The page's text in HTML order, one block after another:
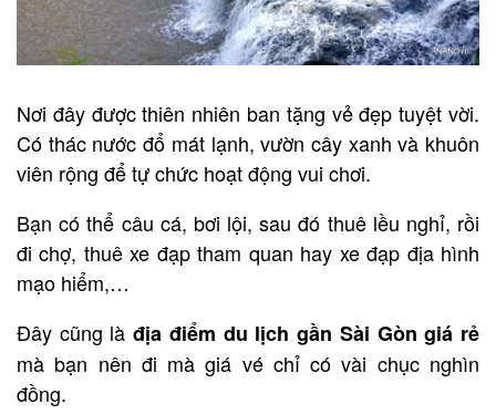
Nơi đây được thiên nhiên ban tặng vẻ đẹp tuyệt vời.
Có thác nước đổ mát lạnh, vườn cây xanh và khuôn
viên rộng để tự chức hoạt động vui chơi.
Bạn có thể câu cá, bơi lội, sau đó thuê lều nghỉ, rồi
đi chợ, thuê xe đạp tham quan hay xe đạp địa hình
mạo hiểm,…
Đây cũng làđịa điểm du lịch gần Sài Gòn giá rẻ
mà bạn nên đi mà giá vé chỉ có vài chục nghìn
đồng.